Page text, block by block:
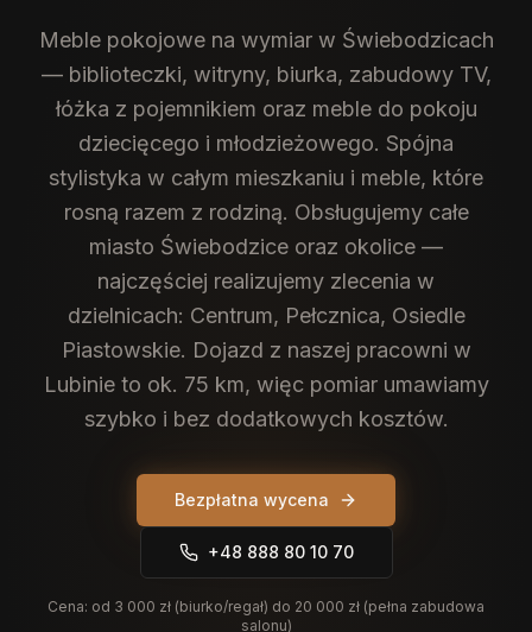
Meble pokojowe na wymiar w Świebodzicach
— biblioteczki, witryny, biurka, zabudowy TV,
łóżka z pojemnikiem oraz meble do pokoju
dziecięcego i młodzieżowego. Spójna
stylistyka w całym mieszkaniu i meble, które
rosną razem z rodziną. Obsługujemy całe
miasto Świebodzice oraz okolice —
najczęściej realizujemy zlecenia w
dzielnicach: Centrum, Pełcznica, Osiedle
Piastowskie. Dojazd z naszej pracowni w
Lubinie to ok. 75 km, więc pomiar umawiamy
szybko i bez dodatkowych kosztów.
Bezpłatna wycena
+48 888 80 10 70
Cena: od 3 000 zł (biurko/regał) do 20 000 zł (pełna zabudowa
salonu)